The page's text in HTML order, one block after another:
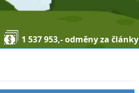
1 537 953,- odměny za články